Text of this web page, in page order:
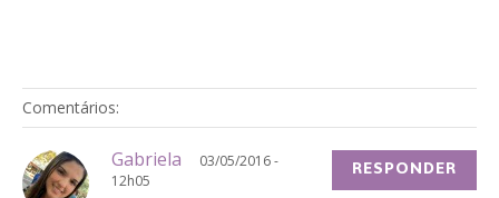
Comentários:
Gabriela
03/05/2016 -
12h05
RESPONDER